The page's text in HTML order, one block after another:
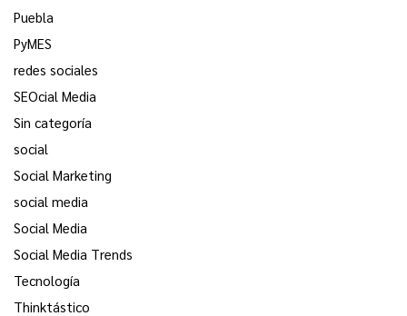
Puebla
PyMES
redes sociales
SEOcial Media
Sin categoría
social
Social Marketing
social media
Social Media
Social Media Trends
Tecnología
Thinktástico